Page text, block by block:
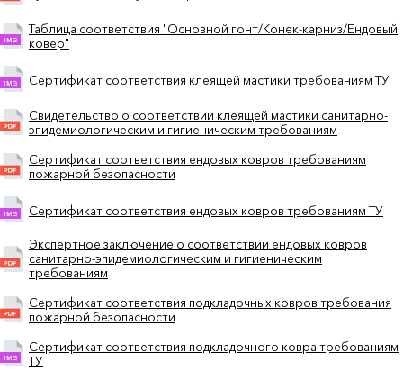
Таблица соответствия "Основной гонт/Конек-карниз/Ендовый
ковер"
Сертификат соответствия клеящей мастики требованиям ТУ
Свидетельство о соответствии клеящей мастики санитарно-
эпидемиологическим и гигиеническим требованиям
Сертификат соответствия ендовых ковров требованиям
пожарной безопасности
Сертификат соответствия ендовых ковров требованиям ТУ
Экспертное заключение о соответствии ендовых ковров
санитарно-эпидемиологическим и гигиеническим
требованиям
Сертификат соответствия подкладочных ковров требования
пожарной безопасности
Сертификат соответствия подкладочного ковра требованиям
ТУ